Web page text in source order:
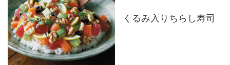
くるみ入りちらし寿司